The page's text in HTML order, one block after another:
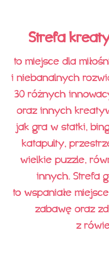
Strefa
to miejsce dla
i niebanalnych
30 różnych
oraz innych
jak gra w statki,
katapulty,
wielkie puzzle,
innych. Strefa
to wspaniałe
zabawę oraz
z